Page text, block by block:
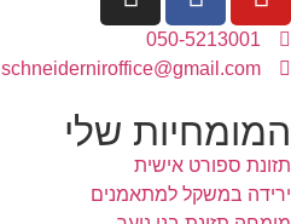
050-5213001
schneiderniroffice@gmail.com
המומחיות שלי
תזונת ספורט אישית
ירידה במשקל למתאמנים